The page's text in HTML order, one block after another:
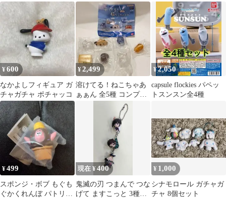
ナ
個セット ガチャガチ
ャ タカラトミー
イ ガチャガチャ
¥600
なかよしフィギュア ガ
チャガチャ ポチャッコ
¥2,499
溶けてる！ねこちゃあ
ぁぁん 全5種 コンプリ
ートセット ガチャ
¥2,050
capsule flockies パペッ
トスンスン全4種
¥499
スポンジ・ボブ もぐも
ぐかくれんぼ パトリッ
現在 ¥400
鬼滅の刃 つまんで つな
げて ますこっと 3種類
¥ 1,000
シナモロール ガチャガ
チャ 8個セット